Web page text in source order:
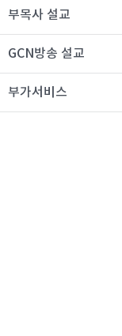
부목사 설교
GCN방송 설교
부가서비스